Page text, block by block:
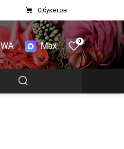
0 букетов
WA Max 0